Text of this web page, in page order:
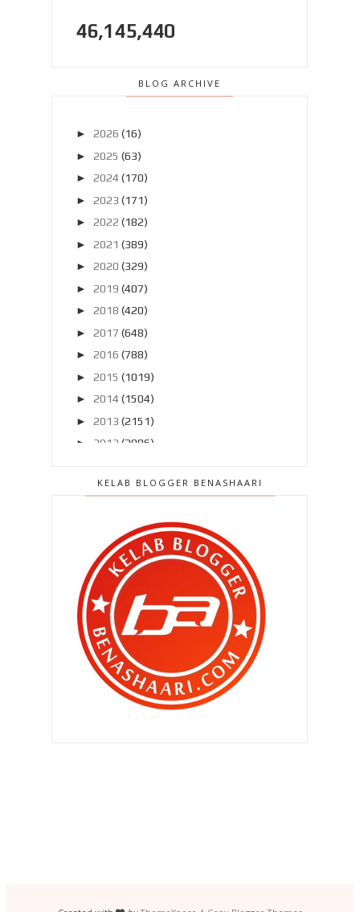
46,145,440
BLOG ARCHIVE
► 2026 (16)
► 2025 (63)
► 2024 (170)
► 2023 (171)
► 2022 (182)
► 2021 (389)
► 2020 (329)
► 2019 (407)
► 2018 (420)
► 2017 (648)
► 2016 (788)
► 2015 (1019)
► 2014 (1504)
► 2013 (2151)
► 2012 (2986)
►Disember 2011(303)
Oktober 2011(418)
►September 2011 (390)
▼
Ogos 2011
" Aku pon nak jugak laaa cam nih.. "
" Sapa ada jual dvd cetak rompak ??
"
" Joomm balik Penang !!! "
"Nak ubat kurus tak , dik ? "
KELAB BLOGGER BENASHAARI